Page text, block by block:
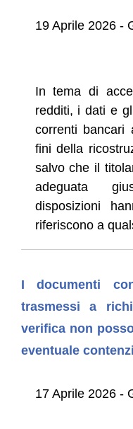
19 Aprile 2026 -
In tema di
redditi, i dati e
correnti bancari
fini della
salvo che il
adeguata
disposizioni
riferiscono a
I documenti
trasmessi a
verifica non
eventuale
17 Aprile 2026 -